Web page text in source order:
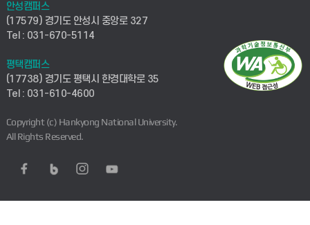
안성캠퍼스
(17579) 경기도 안성시 중앙로 327
Tel : 031-670-5114
평택캠퍼스
(17738) 경기도 평택시 한경대학로 35
Tel : 031-610-4600
Copyright (c) Hankyong National University.
All Rights Reserved.